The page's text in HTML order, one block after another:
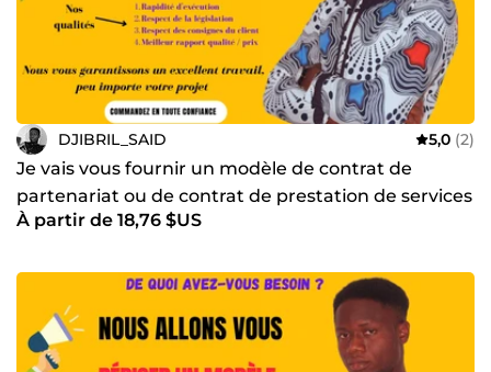
DJIBRIL_SAID 5,0 (2)
Je vais vous fournir un modèle de contrat de
partenariat ou de contrat de prestation de services
À partir de 18,76 $US